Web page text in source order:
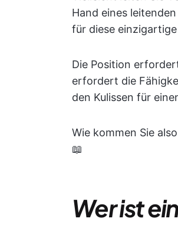
Hand eines
für diese
Die Position
erfordert die
den Kulissen für
Wie kommen Sie
📖
Wer ist